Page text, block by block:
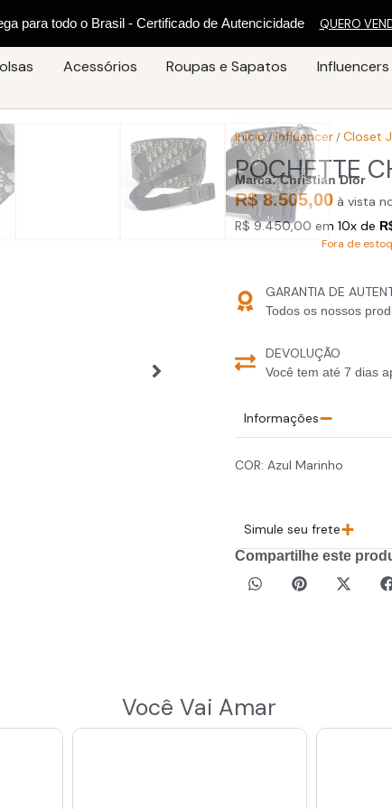
ga para todo o Brasil - Certificado de Autencicidade QUERO
Acessórios Roupas e Sapatos Influencers
Início/Influencer/Closet
POCHETTE
Marca:Christian Dior
R$ 8.505,00 à vista
R$ 9.450,00 em 10x de
Fora de
GARANTIA DE
Todos os nossos
DEVOLUÇÃO
Você tem até 7 dias
Informações
COR: Azul Marinho
Simule seu frete
Compartilhe este
Você Vai Amar